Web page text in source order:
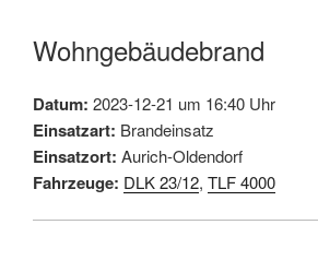
Wohngebäudebrand
Datum: 2023-12-21 um 16:40 Uhr
Einsatzart: Brandeinsatz
Einsatzort: Aurich-Oldendorf
Fahrzeuge: DLK 23/12, TLF 4000